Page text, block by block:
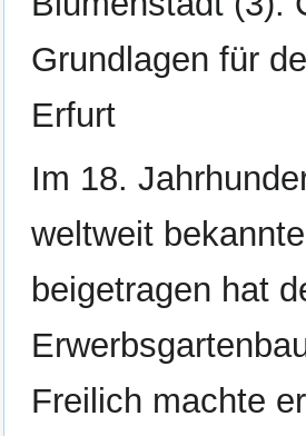
Grundlagen für
Erfurt
Im 18.
weltweit
beigetragen hat
Freilich machte